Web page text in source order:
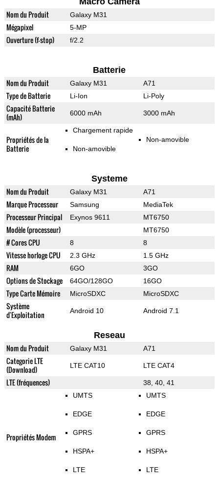
Nom du Produit Galaxy M31
Mégapixel 5-MP
Ouverture (f-stop) f/2.2
Batterie
Nom du Produit Galaxy M31 A71
Type de Batterie Li-Ion Li-Poly
Capacité Batterie
(mAh)
6000 mAh 3000 mAh
Propriétés de la
Batterie
Chargement rapide
Non-amovible
Non-amovible
Systeme
Nom du Produit Galaxy M31 A71
Marque Processeur Samsung MediaTek
Processeur Principal Exynos 9611 MT6750
Modèle (processeur) MT6750
# Cores CPU 8 8
Vitesse horloge CPU 2.3 GHz 1.5 GHz
RAM 6GO 3GO
Options de Stockage 64GO/128GO 16GO
Type Carte Mémoire MicroSDXC MicroSDXC
Système
d'Exploitation
Android 10 Android 7.1
Reseau
Nom du Produit Galaxy M31 A71
Categorie LTE
(Download)
LTE CAT10 LTE CAT4
LTE (fréquences) 38, 40, 41
Propriétés Modem
UMTS
EDGE
GPRS
HSPA+
LTE
UMTS
EDGE
GPRS
HSPA+
LTE